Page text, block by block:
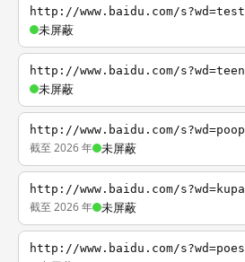
http://www.baidu.com/s?wd=test
未屏蔽
http://www.baidu.com/s?wd=teen
未屏蔽
http://www.baidu.com/s?wd=poop
截至 2026 年 未屏蔽
http://www.baidu.com/s?wd=kupa
截至 2026 年 未屏蔽
http://www.baidu.com/s?wd=poes